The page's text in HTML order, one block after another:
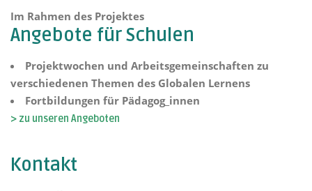
Im Rahmen des Projektes
Angebote für Schulen
Projektwochen und Arbeitsgemeinschaften zu
verschiedenen Themen des Globalen Lernens
Fortbildungen für Pädagog_innen
> zu unseren Angeboten
Kontakt